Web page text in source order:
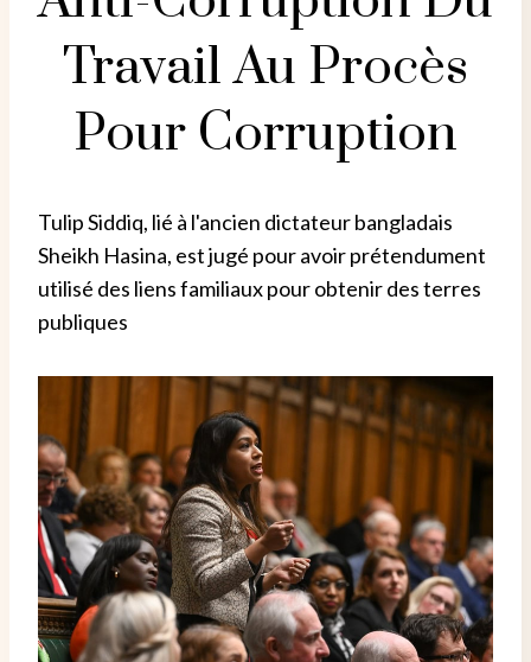
Travail Au Procès
Pour Corruption
Tulip Siddiq, lié à l'ancien dictateur bangladais
Sheikh Hasina, est jugé pour avoir prétendument
utilisé des liens familiaux pour obtenir des terres
publiques